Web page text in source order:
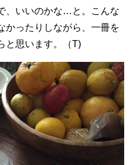
いいのかな…と。こんな
かったりしながら、一冊を
と思います。（T)